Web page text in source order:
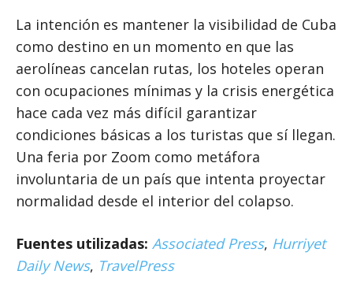
La intención es mantener la visibilidad de Cuba
como destino en un momento en que las
aerolíneas cancelan rutas, los hoteles operan
con ocupaciones mínimas y la crisis energética
hace cada vez más difícil garantizar
condiciones básicas a los turistas que sí llegan.
Una feria por Zoom como metáfora
involuntaria de un país que intenta proyectar
normalidad desde el interior del colapso.
Fuentes utilizadas: Associated Press, Hurriyet
Daily News, TravelPress